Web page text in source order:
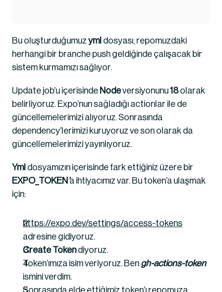
Bu oluşturduğumuz yml dosyası, repomuzdaki
herhangi bir branche push geldiğinde çalışacak bir
sistem kurmamızı sağlıyor.
Update job’u içerisinde Node versiyonunu 18 olarak
belirliyoruz. Expo’nun sağladığı actionlar ile de
güncellemelerimizi alıyoruz. Sonrasında
dependency’lerimizi kuruyoruz ve son olarak da
güncellemelerimizi yayınlıyoruz.
Yml
EXPO_TOKEN a ihtiyacımız var. Bu token’a ulaşmak
için:
https://expo.dev/settings/access-tokens
adresine gidiyoruz.
Create Token diyoruz.
Token’ımıza isim veriyoruz. Ben gh-actions-token
ismini verdim.
Sonrasında elde ettiğimiz token’ı repomuza